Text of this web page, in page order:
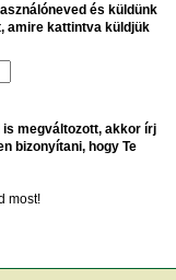
és küldünk
amire kattintva küldjük
is megváltozott, akkor írj
bizonyítani, hogy Te
most!